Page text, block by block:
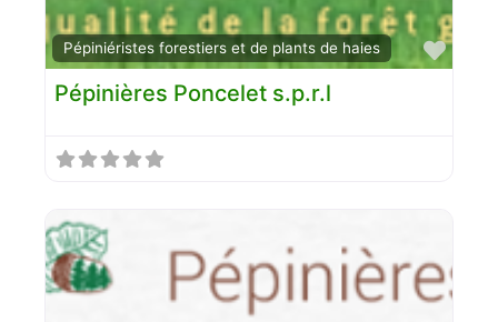
Pépiniéristes forestiers et de plants de haies
Pépinières Poncelet s.p.r.l